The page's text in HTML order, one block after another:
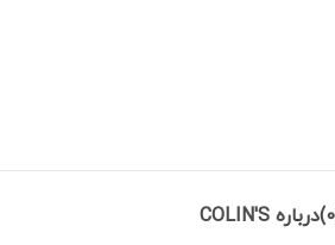
درباره COLIN'S